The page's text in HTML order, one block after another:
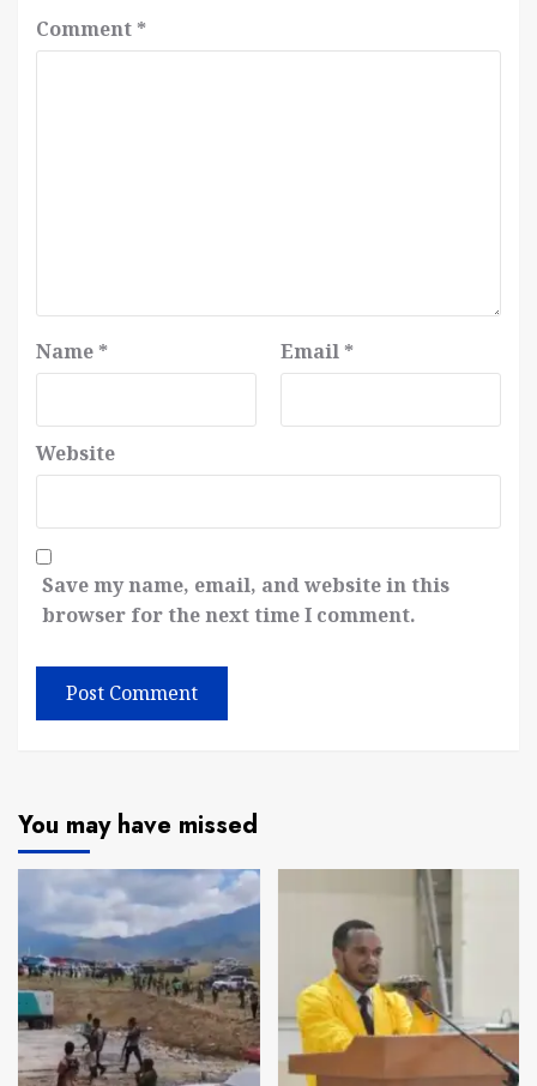
Comment *
Name * Email *
Website
Save my name, email, and website in this
browser for the next time I comment.
You may have missed